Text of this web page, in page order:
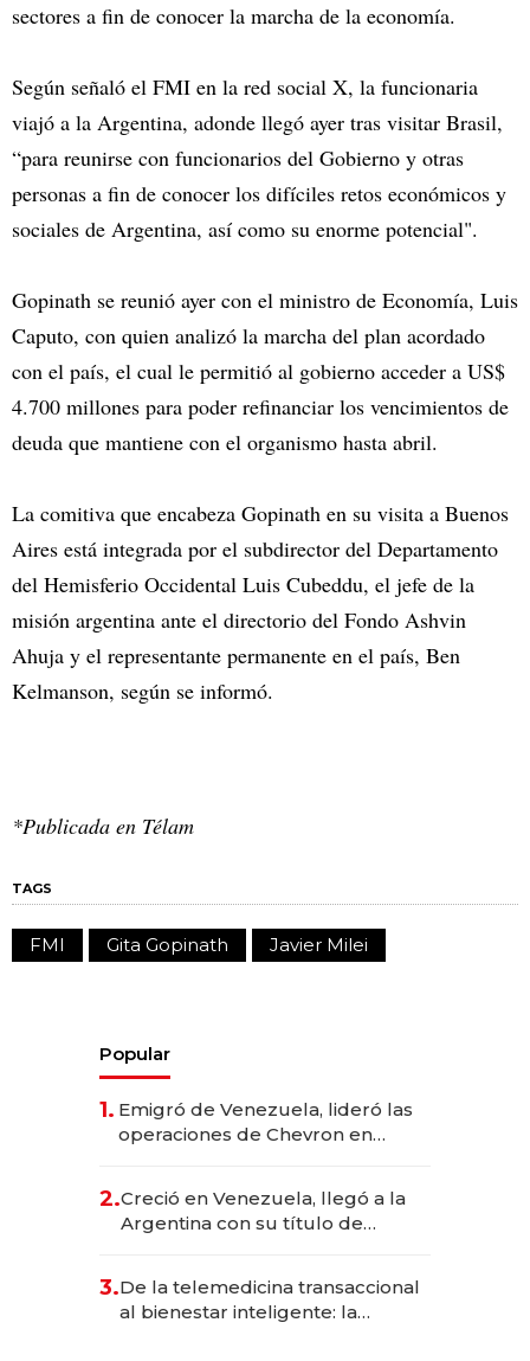
sectores a fin de conocer la marcha de la economía.
Según señaló el FMI en la red social X, la funcionaria
viajó a la Argentina, adonde llegó ayer tras visitar Brasil,
“para reunirse con funcionarios del Gobierno y otras
personas a fin de conocer los difíciles retos económicos y
sociales de Argentina, así como su enorme potencial".
Gopinath se reunió ayer con el ministro de Economía, Luis
Caputo, con quien analizó la marcha del plan acordado
con el país, el cual le permitió al gobierno acceder a US$
4.700 millones para poder refinanciar los vencimientos de
deuda que mantiene con el organismo hasta abril.
La comitiva que encabeza Gopinath en su visita a Buenos
Aires está integrada por el subdirector del Departamento
del Hemisferio Occidental Luis Cubeddu, el jefe de la
misión argentina ante el directorio del Fondo Ashvin
Ahuja y el representante permanente en el país, Ben
Kelmanson, según se informó.
*Publicada en Télam
TAGS
FMI Gita Gopinath Javier Milei
Popular
1. Emigró de Venezuela, lideró las
operaciones de Chevron en
2.Creció en Venezuela, llegó a la
Argentina con su título de
las marcas "fast premium"
3.De la telemedicina transaccional
al bienestar inteligente: la